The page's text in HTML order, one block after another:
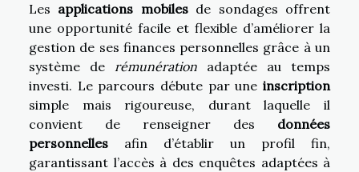
Les applications mobilesde sondages offrent
une opportunité facile et flexible d’améliorer la
gestion de ses finances personnelles grâce à un
système de rémunération adaptée au temps
investi. Le parcours débute par une inscription
simple mais rigoureuse, durant laquelle il
convient de renseigner des données
personnelles afin d’établir un profil fin,
garantissant l’accès à des enquêtes adaptées à